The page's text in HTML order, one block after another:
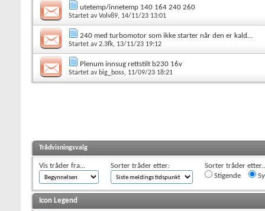
utetemp/innetemp 140 164 240 260
Startet avVolv89, 14/11/23 13:01
240 med turbomotor som ikke starter når den er kald…
Startet av2.3fk, 13/11/23 19:12
Plenum innsug rettstilt b230 16v
Startet av big_boss, 11/09/23 18:21
Trådvisningsvalg
Vis tråder fra... Sorter tråder etter:
Sorter tråder
Stigende
Icon Legend